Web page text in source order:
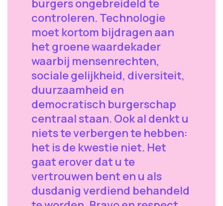
burgers ongebreideld te
controleren. Technologie
moet kortom bijdragen aan
het groene waardekader
waarbij mensenrechten,
sociale gelijkheid, diversiteit,
duurzaamheid en
democratisch burgerschap
centraal staan. Ook al denkt u
niets te verbergen te hebben:
het is de kwestie niet. Het
gaat erover dat u te
vertrouwen bent en u als
dusdanig verdiend behandeld